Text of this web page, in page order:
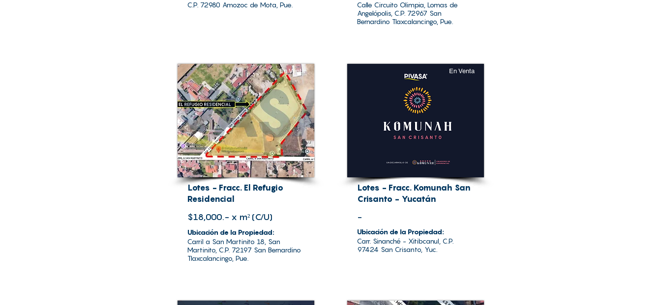
C.P. 72980 Amozoc de Mota, Pue.
En Venta
Lotes - Fracc. El Refugio
Residencial
$18,000.- x m² (C/U)
Ubicación de la Propiedad:
Carril a San Martinito 18, San
Martinito, C.P. 72197 San Bernardino
Tlaxcalancingo, Pue.
Calle Circuito Olimpia, Lomas de
Angelópolis, C.P. 72967 San
Bernardino Tlaxcalancingo, Pue.
En Venta
Lotes - Fracc. Komunah San
Crisanto - Yucatán
-
Ubicación de la Propiedad:
Carr. Sinanché - Xitibcanul, C.P.
97424 San Crisanto, Yuc.